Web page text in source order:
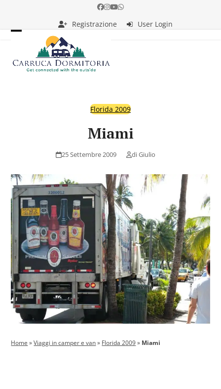
Facebook
Instagram
YouTube
Whatsapp
Registrazione
User Login
mobile
menu
mobile
menu
Florida 2009
Miami
25 Settembre 2009 diGiulio
Home »Viaggi in camper e van» Florida 2009» Miami